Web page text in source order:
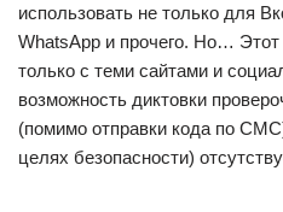
использовать не только для
WhatsApp и прочего. Но…
только с теми сайтами и
возможность диктовки
(помимо отправки кода по
целях безопасности)